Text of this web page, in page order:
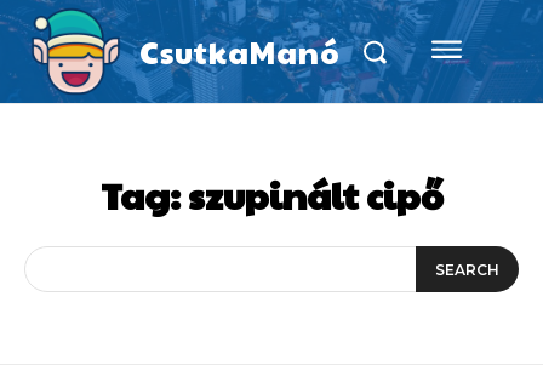
CsutkaManó
Tag:szupinált cipő
SEARCH